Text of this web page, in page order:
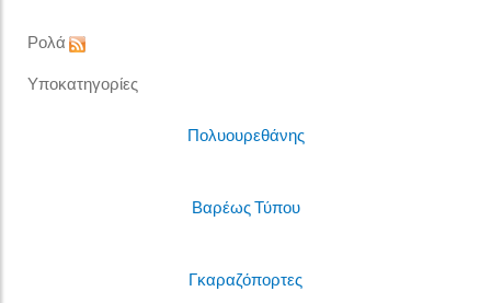
Ρολά
Υποκατηγορίες
Πολυουρεθάνης
Βαρέως Τύπου
Γκαραζόπορτες